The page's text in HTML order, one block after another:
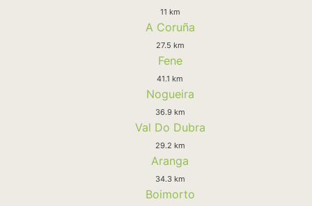
11 km
A Coruña
27.5 km
Fene
41.1 km
Nogueira
36.9 km
Val Do Dubra
29.2 km
Aranga
34.3 km
Boimorto